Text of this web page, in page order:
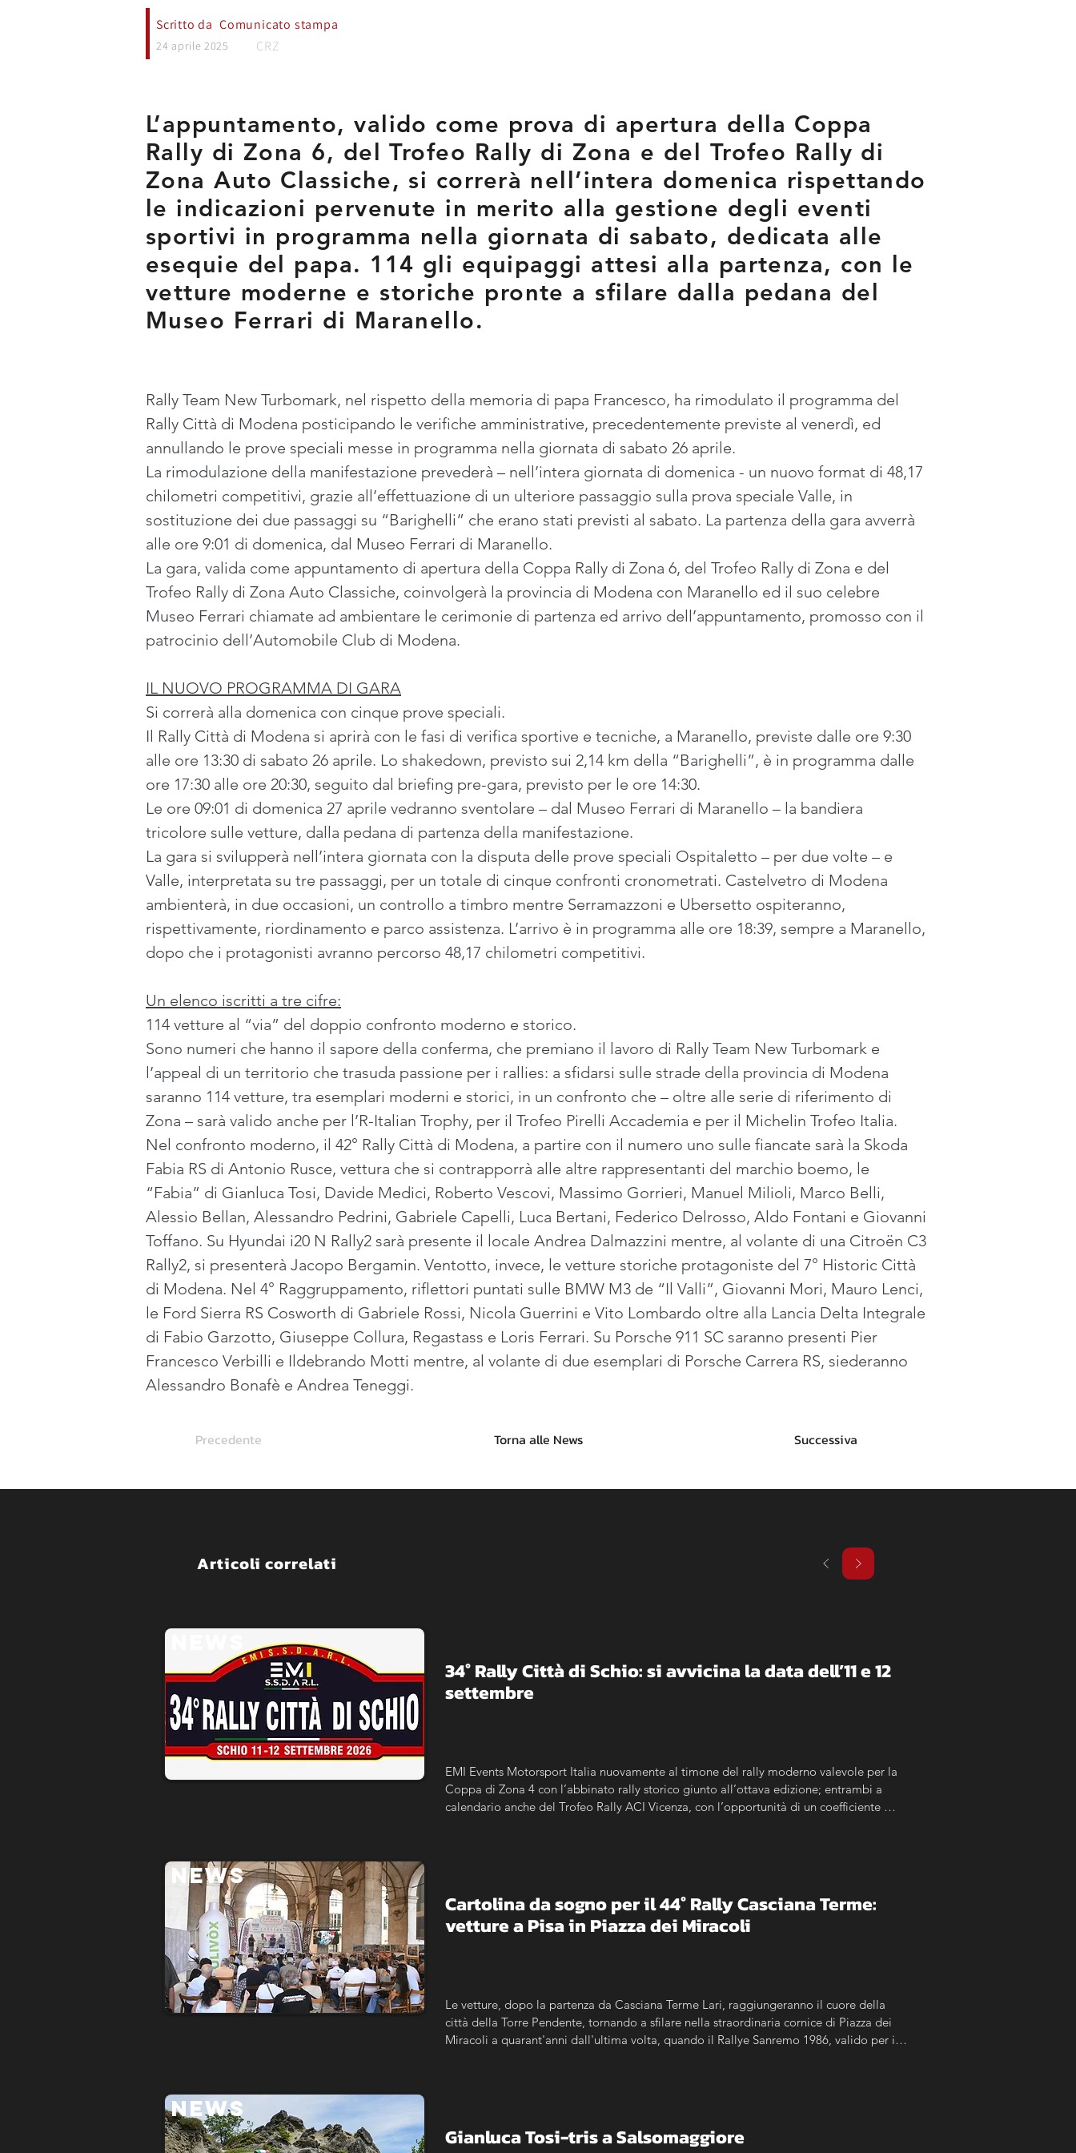
Scritto da Comunicato stampa
24 aprile 2025 CRZ
L’appuntamento, valido come prova di apertura della Coppa
Rally di Zona 6, del Trofeo Rally di Zona e del Trofeo Rally di
Zona Auto Classiche, si correrà nell’intera domenica rispettando
le indicazioni pervenute in merito alla gestione degli eventi
sportivi in programma nella giornata di sabato, dedicata alle
esequie del papa. 114 gli equipaggi attesi alla partenza, con le
vetture moderne e storiche pronte a sfilare dalla pedana del
Museo Ferrari di Maranello.
Rally Team New Turbomark, nel rispetto della memoria di papa Francesco, ha rimodulato il programma del
Rally Città di Modena posticipando le verifiche amministrative, precedentemente previste al venerdì, ed
annullando le prove speciali messe in programma nella giornata di sabato 26 aprile.
La rimodulazione della manifestazione prevederà – nell’intera giornata di domenica - un nuovo format di 48,17
chilometri competitivi, grazie all’effettuazione di un ulteriore passaggio sulla prova speciale Valle, in
sostituzione dei due passaggi su “Barighelli” che erano stati previsti al sabato. La partenza della gara avverrà
alle ore 9:01 di domenica, dal Museo Ferrari di Maranello.
La gara, valida come appuntamento di apertura della Coppa Rally di Zona 6, del Trofeo Rally di Zona e del
Trofeo Rally di Zona Auto Classiche, coinvolgerà la provincia di Modena con Maranello ed il suo celebre
Museo Ferrari chiamate ad ambientare le cerimonie di partenza ed arrivo dell’appuntamento, promosso con il
patrocinio dell’Automobile Club di Modena.
IL NUOVO PROGRAMMA DI GARA
Si correrà alla domenica con cinque prove speciali.
Il Rally Città di Modena si aprirà con le fasi di verifica sportive e tecniche, a Maranello, previste dalle ore 9:30
alle ore 13:30 di sabato 26 aprile. Lo shakedown, previsto sui 2,14 km della “Barighelli”, è in programma dalle
ore 17:30 alle ore 20:30, seguito dal briefing pre-gara, previsto per le ore 14:30.
Le ore 09:01 di domenica 27 aprile vedranno sventolare – dal Museo Ferrari di Maranello – la bandiera
tricolore sulle vetture, dalla pedana di partenza della manifestazione.
La gara si svilupperà nell’intera giornata con la disputa delle prove speciali Ospitaletto – per due volte – e
Valle, interpretata su tre passaggi, per un totale di cinque confronti cronometrati. Castelvetro di Modena
ambienterà, in due occasioni, un controllo a timbro mentre Serramazzoni e Ubersetto ospiteranno,
rispettivamente, riordinamento e parco assistenza. L’arrivo è in programma alle ore 18:39, sempre a Maranello,
dopo che i protagonisti avranno percorso 48,17 chilometri competitivi.
Un elenco iscritti a tre cifre:
114 vetture al “via” del doppio confronto moderno e storico.
Sono numeri che hanno il sapore della conferma, che premiano il lavoro di Rally Team New Turbomark e
l’appeal di un territorio che trasuda passione per i rallies: a sfidarsi sulle strade della provincia di Modena
saranno 114 vetture, tra esemplari moderni e storici, in un confronto che – oltre alle serie di riferimento di
Zona – sarà valido anche per l’R-Italian Trophy, per il Trofeo Pirelli Accademia e per il Michelin Trofeo Italia.
Nel confronto moderno, il 42° Rally Città di Modena, a partire con il numero uno sulle fiancate sarà la Skoda
Fabia RS di Antonio Rusce, vettura che si contrapporrà alle altre rappresentanti del marchio boemo, le
“Fabia” di Gianluca Tosi, Davide Medici, Roberto Vescovi, Massimo Gorrieri, Manuel Milioli, Marco Belli,
Alessio Bellan, Alessandro Pedrini, Gabriele Capelli, Luca Bertani, Federico Delrosso, Aldo Fontani e Giovanni
Toffano. Su Hyundai i20 N Rally2 sarà presente il locale Andrea Dalmazzini mentre, al volante di una Citroën C3
Rally2, si presenterà Jacopo Bergamin. Ventotto, invece, le vetture storiche protagoniste del 7° Historic Città
di Modena. Nel 4° Raggruppamento, riflettori puntati sulle BMW M3 de “Il Valli”, Giovanni Mori, Mauro Lenci,
le Ford Sierra RS Cosworth di Gabriele Rossi, Nicola Guerrini e Vito Lombardo oltre alla Lancia Delta Integrale
di Fabio Garzotto, Giuseppe Collura, Regastass e Loris Ferrari. Su Porsche 911 SC saranno presenti Pier
Francesco Verbilli e Ildebrando Motti mentre, al volante di due esemplari di Porsche Carrera RS, siederanno
Alessandro Bonafè e Andrea Teneggi.
Precedente Torna alle News Successiva
Articoli correlati
​34° Rally Città di Schio: si avvicina la data dell’11 e 12
settembre
EMI Events Motorsport Italia nuovamente al timone del rally moderno valevole per la
Coppa di Zona 4 con l’abbinato rally storico giunto all’ottava edizione; entrambi a
calendario anche del Trofeo Rally ACI Vicenza, con l’opportunità di un coefficiente
NEWS
Cartolina da sogno per il 44° Rally Casciana Terme:
vetture a Pisa in Piazza dei Miracoli
Le vetture, dopo la partenza da Casciana Terme Lari, raggiungeranno il cuore della
città della Torre Pendente, tornando a sfilare nella straordinaria cornice di Piazza dei
Miracoli a quarant'anni dall'ultima volta, quando il Rallye Sanremo 1986, valido per il
NEWS
Gianluca Tosi-tris a Salsomaggiore